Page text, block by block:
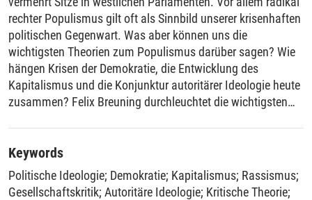
rechter Populismus gilt oft als Sinnbild unserer krisenhaften
politischen Gegenwart. Was aber können uns die
wichtigsten Theorien zum Populismus darüber sagen? Wie
hängen Krisen der Demokratie, die Entwicklung des
Kapitalismus und die Konjunktur autoritärer Ideologie heute
zusammen? Felix Breuning durchleuchtet die wichtigsten
macht er deutlich: Wir müssen autoritäre Ideologie und
Kämpfe um politische Hegemonie endlich
gesellschaftskritisch in den Blick nehmen.
Keywords
Politische Ideologie; Demokratie; Kapitalismus; Rassismus;
Gesellschaftskritik; Autoritäre Ideologie; Kritische Theorie;